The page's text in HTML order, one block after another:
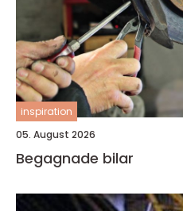
inspiration
05. August 2026
Begagnade bilar